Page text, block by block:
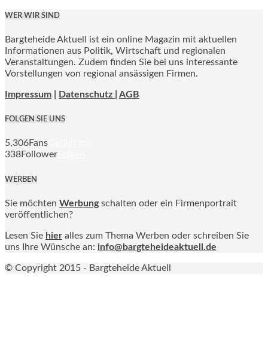
WER WIR SIND
Bargteheide Aktuell ist ein online Magazin mit aktuellen
Informationen aus Politik, Wirtschaft und regionalen
Veranstaltungen. Zudem finden Sie bei uns interessante
Vorstellungen von regional ansässigen Firmen.
Impressum Datenschutz | AGB
FOLGEN SIE UNS
5,306Fans
338Follower
WERBEN
Sie möchten Werbung schalten oder ein Firmenportrait
veröffentlichen?
Lesen Sie hier alles zum Thema Werben oder schreiben Sie
uns Ihre Wünsche an: info@bargteheideaktuell.de
© Copyright 2015 - Bargteheide Aktuell